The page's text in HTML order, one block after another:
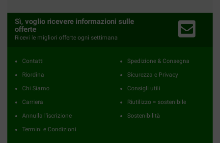
Sì, voglio ricevere informazioni sulle
offerte
Ricevi le migliori offerte ogni settimana
Contatti
Riordina
Chi Siamo
Carriera
Annulla l'iscrizione
Termini e Condizioni
Spedizione & Consegna
Sicurezza e Privacy
Consigli utili
Riutilizzo = sostenibile
Sostenibilità